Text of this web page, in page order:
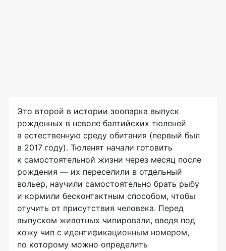
Это второй в истории зоопарка выпуск
рожденных в неволе балтийских тюленей
в естественную среду обитания (первый был
в 2017 году). Тюленят начали готовить
к самостоятельной жизни через месяц после
рождения — их переселили в отдельный
вольер, научили самостоятельно брать рыбу
и кормили бесконтактным способом, чтобы
отучить от присутствия человека. Перед
выпуском животных чипировали, введя под
кожу чип с идентификационным номером,
по которому можно определить